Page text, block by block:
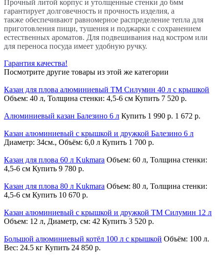
Прочный литой корпус и утолщенные стенки до 6мм
гарантирует долговечность и прочность изделия, а
также обеспечивают равномерное распределение тепла для
приготовления пищи, тушения и поджарки с сохранением
естественных ароматов. Для подвешивания над костром или
для переноса посуда имеет удобную ручку.
Гарантия качества!
Посмотрите другие товары из этой же категории
Казан для плова алюминиевый ТМ Силумин 40 л с крышкой
Объем: 40 л, Толщина стенки: 4,5-6 см Купить 7 520 р.
Алюминиевый казан Балезино 6 л Купить 1 990 р. 1 672 р.
Казан алюминиевый с крышкой и дружкой Балезино 6 л
Диаметр: 34см., Объём: 6,0 л Купить 1 700 р.
Казан для плова 60 л Kukmara Объем: 60 л, Толщина стенки:
4,5-6 см Купить 9 780 р.
Казан для плова 80 л Kukmara Объем: 80 л, Толщина стенки:
4,5-6 см Купить 10 670 р.
Казан алюминиевый с крышкой и дружкой ТМ Силумин 12 л
Объем: 12 л, Диаметр, см: 42 Купить 3 520 р.
Большой алюминиевый котёл 100 л с крышкой Объём: 100 л.
Вес: 24.5 кг Купить 24 850 р.